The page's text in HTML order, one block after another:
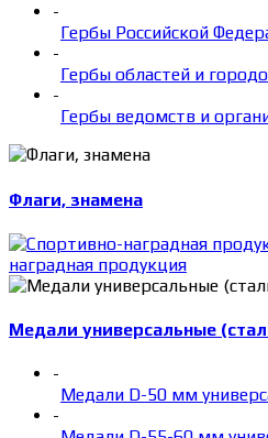
-
Гербы Российской
-
Гербы областей и
-
Гербы ведомств и
Флаги, знамена
наградная продукция
Медали универсальные
-
Медали D-50 мм
-